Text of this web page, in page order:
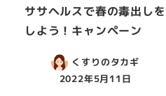
ササヘルスで春の毒出しを
しよう！キャンペーン
くすりのタカギ
2022年5月11日